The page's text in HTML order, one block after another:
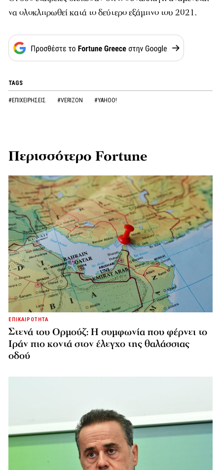
να ολοκληρωθεί κατά το δεύτερο εξάμηνο του 2021.
TAGS
#ΕΠΙΧΕΙΡΗΣΕΙΣ #VERIZON #YAHOO!
Περισσότερο Fortune
ΕΠΙΚΑΙΡΟΤΗΤΑ
Στενά του Ορμούζ: Η συμφωνία που φέρνει το
Ιράν πιο κοντά στον έλεγχο της θαλάσσιας
οδού